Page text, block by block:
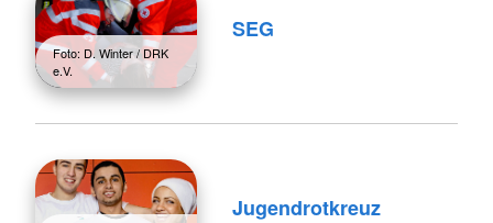
Foto: D. Winter / DRK
e.V.
SEG
Jugendrotkreuz